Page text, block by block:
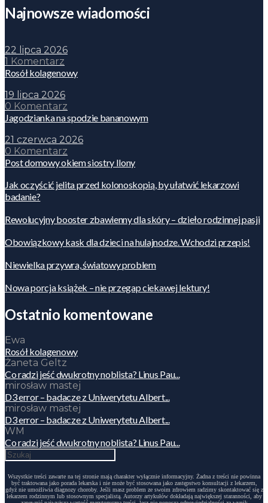
Najnowsze wiadomości
22 lipca 2026
1 Komentarz
Rosół kolagenowy
19 lipca 2026
0 Komentarz
Jagodzianka na spodzie bananowym
21 czerwca 2026
0 Komentarz
Post domowy okiem siostry Ilony
Jak oczyścić jelita przed kolonoskopią, by ułatwić lekarzowi
badanie?
Rewolucyjny booster zbawienny dla skóry – dzieło rodzinnej pasji
Obowiązkowy kask dla dzieci na hulajnodze. Wchodzi przepis!
Niewielka przywra, światowy problem
Nowa porcja książek – nie przegap ciekawej lektury!
Ostatnio komentowane
Ewa
Rosół kolagenowy
Żaneta Geltz
Co radzi jeść dwukrotny noblista? Linus Pau...
mirosław mastej
D3 error – badacze z Uniwerytetu Albert...
mirosław mastej
D3 error – badacze z Uniwerytetu Albert...
WM
Co radzi jeść dwukrotny noblista? Linus Pau...
Wszystkie treści zawarte na tej stronie mają charakter wyłącznie informacyjny. Żadna z treści nie powinna
być traktowana jako porada lekarska i nie może być stosowana jako zastępstwo konsultacji z lekarzem,
gdyż nie umożliwia diagnozy choroby. Jeśli masz problem ze swoim zdrowiem radzimy skontaktować się z
lekarzem rodzinnym lub stosownym specjalistą. Autorzy artykułów dokładają największej staranności, aby